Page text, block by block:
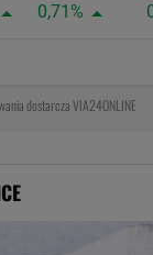
0,71%
dostarcza VIA24ONLINE